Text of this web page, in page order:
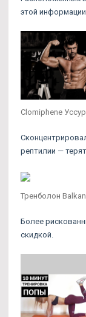
этой
Clomiphene
рептилии —
Тренболон
Более
скидкой.